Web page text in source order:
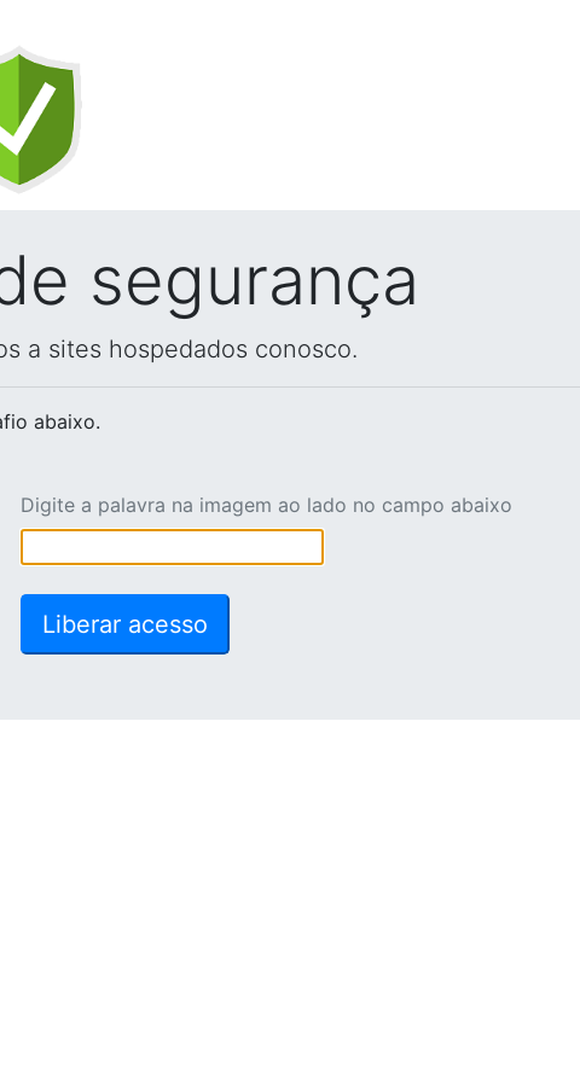
segurança
a sites hospedados conosco.
abaixo.
Digite a palavra na imagem ao lado no campo abaixo